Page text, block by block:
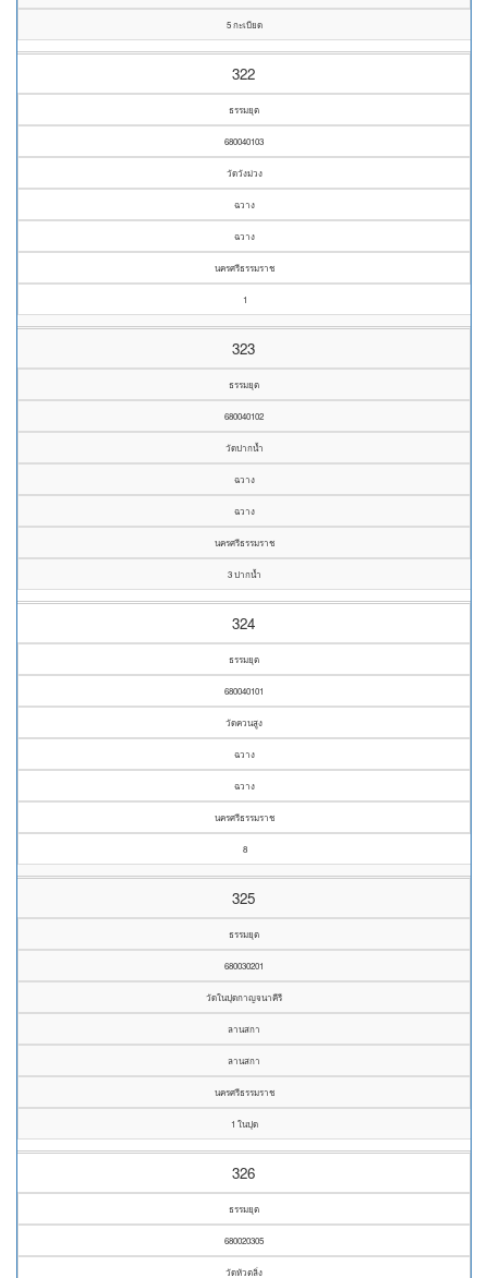
5 กะเบียด
322
ธรรมยุต
680040103
วัดวังม่วง
ฉวาง
ฉวาง
นครศรีธรรมราช
1
323
ธรรมยุต
680040102
วัดปากน้ำ
ฉวาง
ฉวาง
นครศรีธรรมราช
3 ปากน้ำ
324
ธรรมยุต
680040101
วัดควนสูง
ฉวาง
ฉวาง
นครศรีธรรมราช
8
325
ธรรมยุต
680030201
วัดในปุดกาญจนาคีรี
ลานสกา
ลานสกา
นครศรีธรรมราช
1 ในปุด
326
ธรรมยุต
680020305
วัดหัวตลิ่ง